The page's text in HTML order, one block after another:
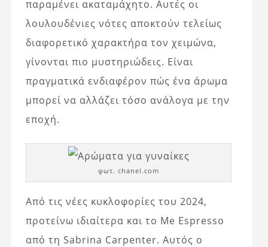
παραμένει ακαταμάχητο. Αυτές οι
λουλουδένιες νότες αποκτούν τελείως
διαφορετικό χαρακτήρα τον χειμώνα,
γίνονται πιο μυστηριώδεις. Είναι
πραγματικά ενδιαφέρον πώς ένα άρωμα
μπορεί να αλλάζει τόσο ανάλογα με την
εποχή.
φωτ. chanel.com
Από τις νέες κυκλοφορίες του 2024,
προτείνω ιδιαίτερα και το Me Espresso
από τη Sabrina Carpenter. Αυτός ο